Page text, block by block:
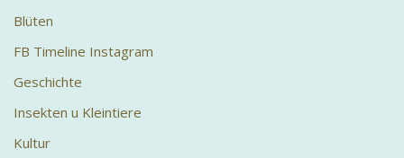
Blüten
FB Timeline Instagram
Geschichte
Insekten u Kleintiere
Kultur